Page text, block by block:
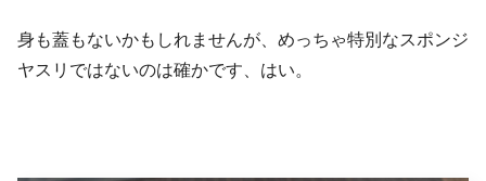
身も蓋もないかもしれませんが、めっちゃ特別なスポンジ
ヤスリではないのは確かです、はい。